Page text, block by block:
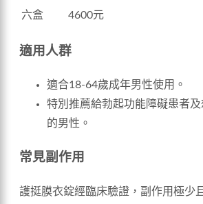
六盒
4600元
適用人群
適合18-64歲成年男性使用。
特別推薦給勃起功能障礙患者
的男性。
常見副作用
護挺膜衣錠經臨床驗證，副作用極少